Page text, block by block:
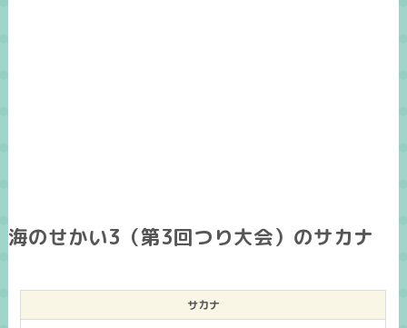
海のせかい3（第3回つり大会）のサカナ
サカナ